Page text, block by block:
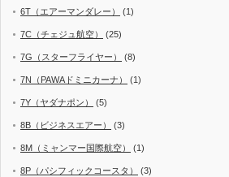
6T（エアーマンダレー） (1)
7C（チェジュ航空） (25)
7G（スターフライヤー） (8)
7N（PAWAドミニカーナ） (1)
7Y（ヤダナポン） (5)
8B（ビジネスエアー） (3)
8M（ミャンマー国際航空） (1)
8P（パシフィックコースタ） (3)